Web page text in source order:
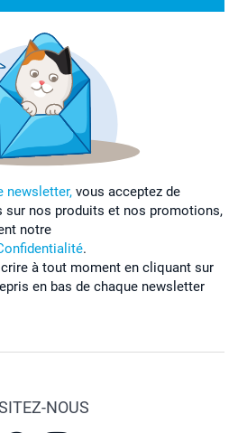
newsletter, vous acceptez de
sur nos produits et nos promotions,
notre
.
à tout moment en cliquant sur
en bas de chaque newsletter
NOUS